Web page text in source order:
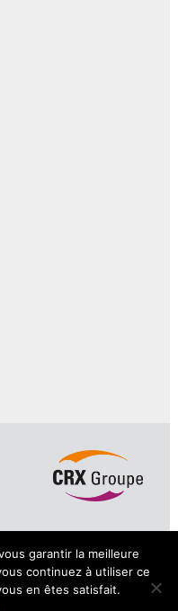
garantir la meilleure
continuez à utiliser ce
en êtes satisfait.